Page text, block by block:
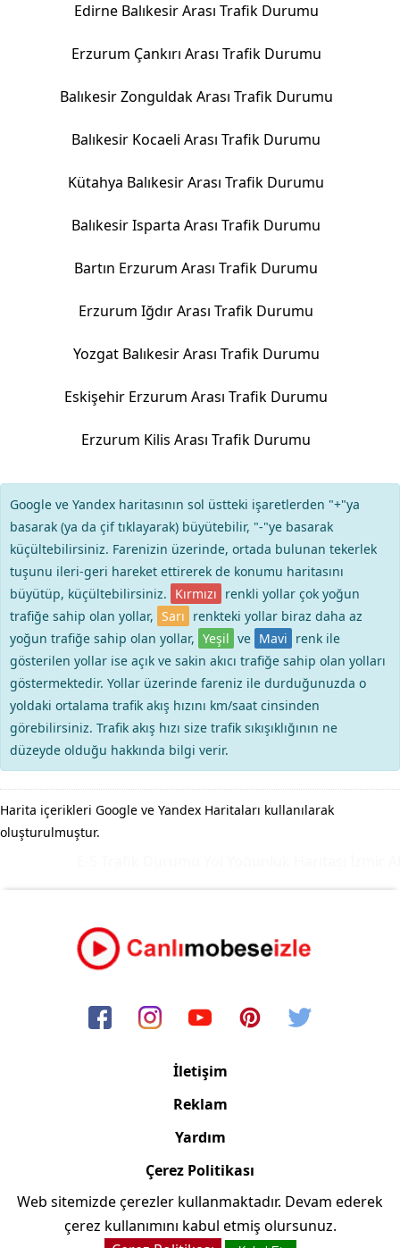
Edirne Balıkesir Arası Trafik Durumu
Erzurum Çankırı Arası Trafik Durumu
Balıkesir Zonguldak Arası Trafik Durumu
Balıkesir Kocaeli Arası Trafik Durumu
Kütahya Balıkesir Arası Trafik Durumu
Balıkesir Isparta Arası Trafik Durumu
Bartın Erzurum Arası Trafik Durumu
Erzurum Iğdır Arası Trafik Durumu
Yozgat Balıkesir Arası Trafik Durumu
Eskişehir Erzurum Arası Trafik Durumu
Erzurum Kilis Arası Trafik Durumu
Google ve Yandex haritasının sol üstteki işaretlerden "+"ya
basarak (ya da çif tıklayarak) büyütebilir, "-"ye basarak
küçültebilirsiniz. Farenizin üzerinde, ortada bulunan tekerlek
tuşunu ileri-geri hareket ettirerek de konumu haritasını
büyütüp, küçültebilirsiniz. Kırmızı renkli yollar çok yoğun
trafiğe sahip olan yollar, Sarı renkteki yollar biraz daha az
yoğun trafiğe sahip olan yollar, Yeşil ve Mavi renk ile
gösterilen yollar ise açık ve sakin akıcı trafiğe sahip olan yolları
göstermektedir. Yollar üzerinde fareniz ile durduğunuzda o
yoldaki ortalama trafik akış hızını km/saat cinsinden
görebilirsiniz. Trafik akış hızı size trafik sıkışıklığının ne
düzeyde olduğu hakkında bilgi verir.
Harita içerikleri Google ve Yandex Haritaları kullanılarak
oluşturulmuştur.
İletişim
Reklam
Yardım
Çerez Politikası
Copyright © 2006/2024 Canlimobeseizle.net
Web sitemizde çerezler kullanmaktadır. Devam ederek
çerez kullanımını kabul etmiş olursunuz.